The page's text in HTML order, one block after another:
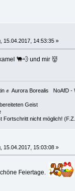
15.04.2017, 14:53:35 »
🐫💨 und mir 👹
✊ Aurora Borealis
Geist
Fortschritt nicht möglich!
15.04.2017, 15:03:08 »
Feiertage.